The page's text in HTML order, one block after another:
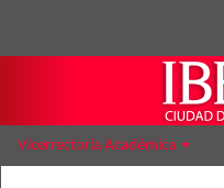
Vicerrectoría Académica